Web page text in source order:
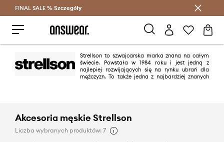
Oszczędzaj z Answear Club >
FINAL SALE % Szczegóły
Strellson to szwajcarska marka znana na całym
świecie. Powstała w 1984 roku i jest jedną z
najlepiej rozwijających się na rynku ubrań dla
mężczyzn. To także jedna z najbardziej znanych
Akcesoria męskie Strellson
Liczba wybranych produktów: 7